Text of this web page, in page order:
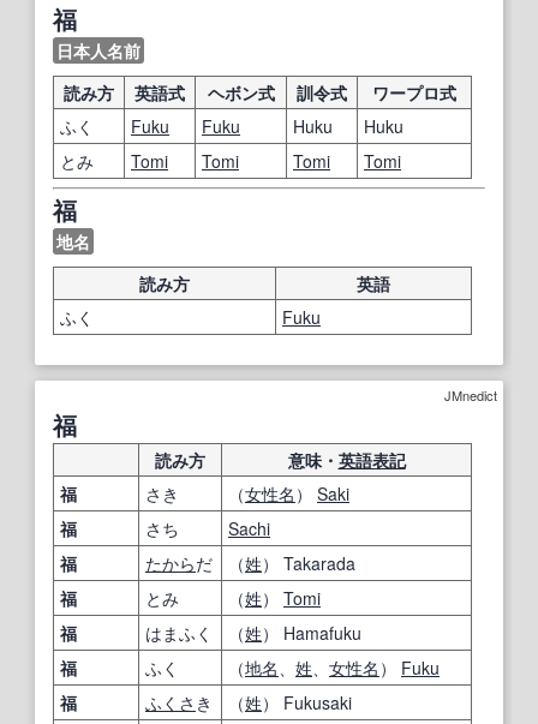
福
日本人名前
読み方
英語式 ヘボン式 訓令式
ワープロ式
ふく
Fuku Fuku Huku
Huku
とみ
Tomi Tomi Tomi Tomi
福
地名
読み方
英語
ふく
Fuku
JMnedict
福
読み方 意味・ 英語表記
福
さき （女性名 ） Saki
福
さち
Sachi
福
たからだ （姓） Takarada
福
とみ （姓） Tomi
福
はまふく （姓） Hamafuku
福
ふく （地名、 姓、 女性名 ） Fuku
福
ふくさ き （姓） Fukusaki